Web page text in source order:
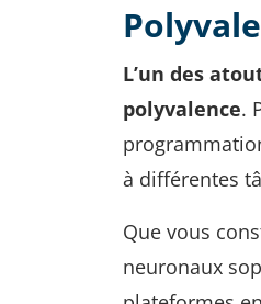
L’un des
polyvalence.
à différentes
Que vous
neuronaux